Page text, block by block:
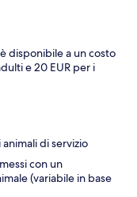
è disponibile a un costo
e 20 EUR per i
di servizio
con un
(variabile in base